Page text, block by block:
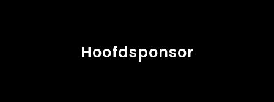
Hoofdsponsor